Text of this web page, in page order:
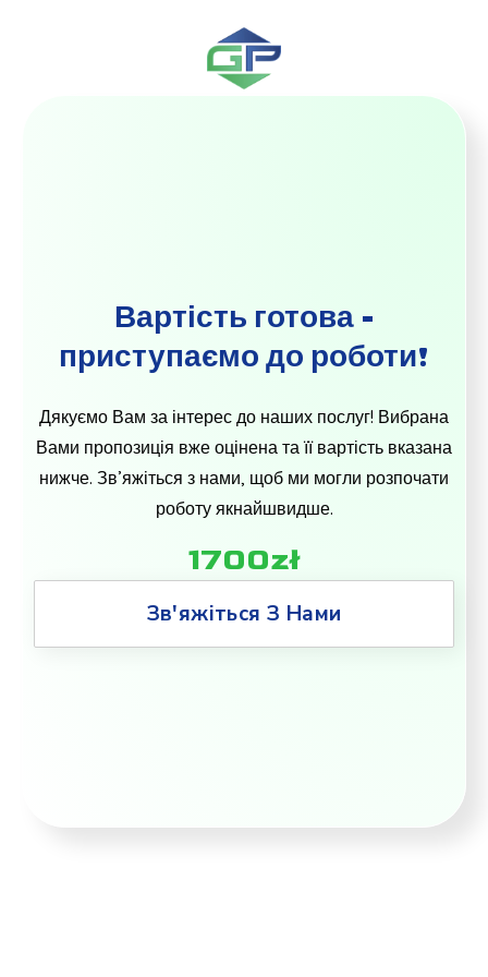
Вартість готова -
приступаємо до роботи!
Дякуємо Вам за інтерес до наших послуг! Вибрана
Вами пропозиція вже оцінена та її вартість вказана
нижче. Зв’яжіться з нами, щоб ми могли розпочати
роботу якнайшвидше.
1700zł
Зв'яжіться З Нами